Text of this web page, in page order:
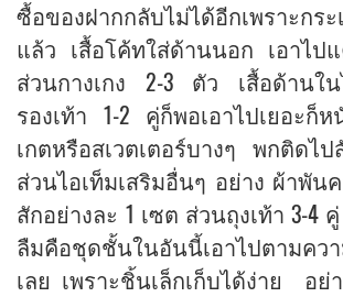
ซื้อของฝากกลับไม่ได้อีกเพราะกร
แล้ว เสื้อโค้ทใส่ด้านนอก เอาไป
ส่วนกางเกง 2-3 ตัว เสื้อด้านใ
รองเท้า 1-2 คู่ก็พอเอาไปเยอะก็
เกตหรือสเวตเตอร์บางๆ พกติดไป
ส่วนไอเท็มเสริมอื่นๆ อย่าง ผ้าพัน
สักอย่างละ 1 เซต ส่วนถุงเท้า 3-4
ลืมคือชุดชั้นในอันนี้เอาไปตามคว
เลย เพราะชิ้นเล็กเก็บได้ง่าย อย่